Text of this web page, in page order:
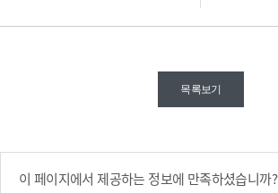
목록보기
이 페이지에서 제공하는 정보에 만족하셨습니까?